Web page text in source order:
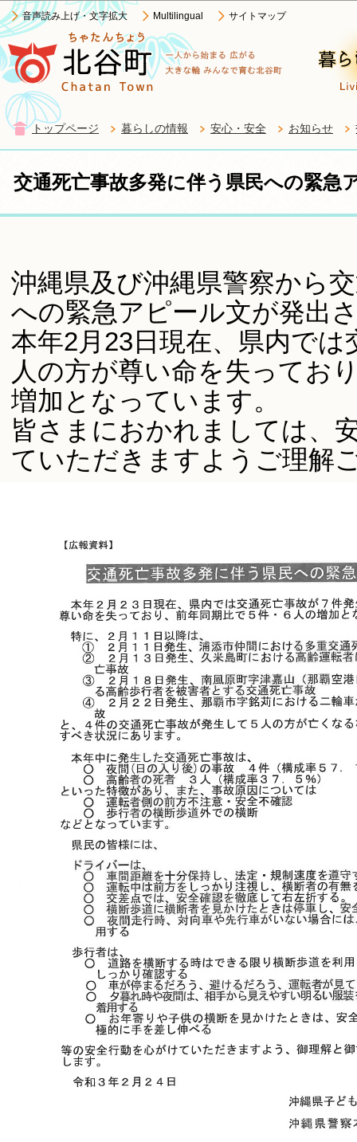
音声読み上げ・文字拡大 Multilingual サイトマップ
トップページ 暮らしの情報 安心・安全 お知らせ
交通死亡事故多発に伴う県民への緊急
沖縄県及び沖縄県警察から
への緊急アピール文が発出
本年2月23日現在、県内で
人の方が尊い命を失ってお
増加となっています。
皆さまにおかれましては、
ていただきますようご理解